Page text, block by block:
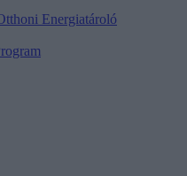
Energiatároló